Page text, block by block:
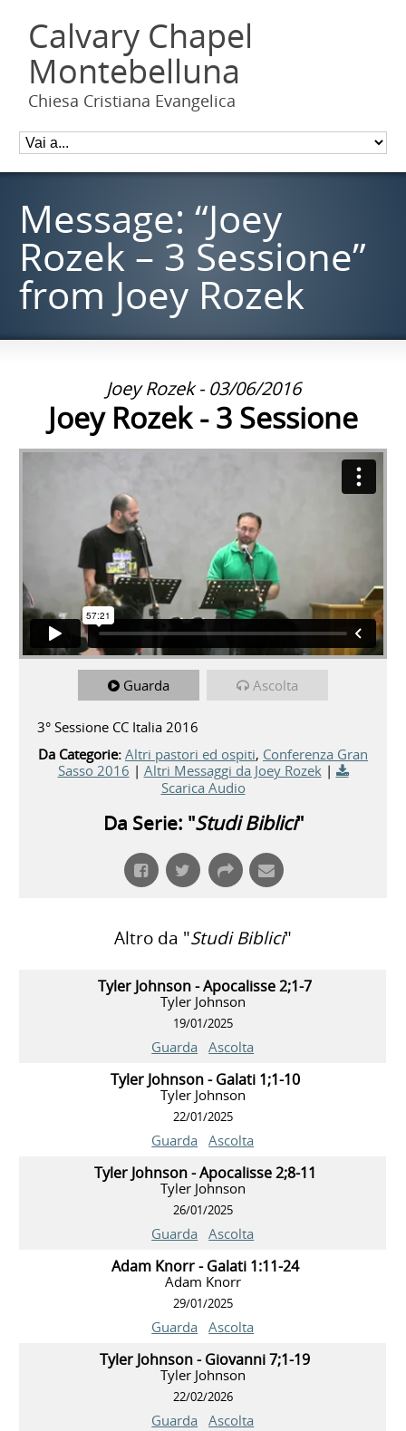
Calvary Chapel
Montebelluna
Chiesa Cristiana Evangelica
Message: “Joey
Rozek – 3 Sessione”
from Joey Rozek
Joey Rozek - 03/06/2016
Joey Rozek - 3 Sessione
Guarda Ascolta
3° Sessione CC Italia 2016
Da Categorie: Altri pastori ed ospiti, Conferenza Gran
Sasso 2016 | Altri Messaggi da Joey Rozek |
Scarica Audio
Da Serie: "Studi Biblici"
Altro da "Studi Biblici"
Tyler Johnson - Apocalisse 2;1-7
Tyler Johnson
19/01/2025
Guarda Ascolta
Tyler Johnson - Galati 1;1-10
Tyler Johnson
22/01/2025
Guarda Ascolta
Tyler Johnson - Apocalisse 2;8-11
Tyler Johnson
26/01/2025
Guarda Ascolta
Adam Knorr - Galati 1:11-24
Adam Knorr
29/01/2025
Guarda Ascolta
Tyler Johnson - Giovanni 7;1-19
Tyler Johnson
22/02/2026
Guarda Ascolta